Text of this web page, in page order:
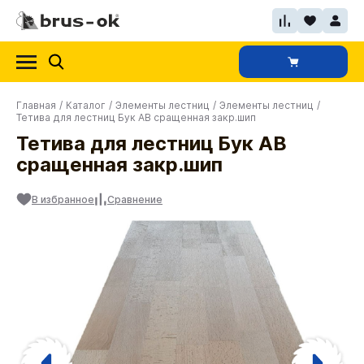
Главная / Каталог / Элементы лестниц / Элементы лестниц /
Тетива для лестниц Бук АВ сращенная закр.шип
Тетива для лестниц Бук АВ
сращенная закр.шип
В избранное Сравнение